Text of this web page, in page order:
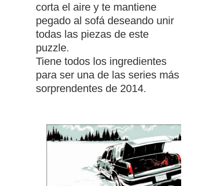
corta el aire y te mantiene
pegado al sofá deseando unir
todas las piezas de este
puzzle.
Tiene todos los ingredientes
para ser una de las series más
sorprendentes de 2014.